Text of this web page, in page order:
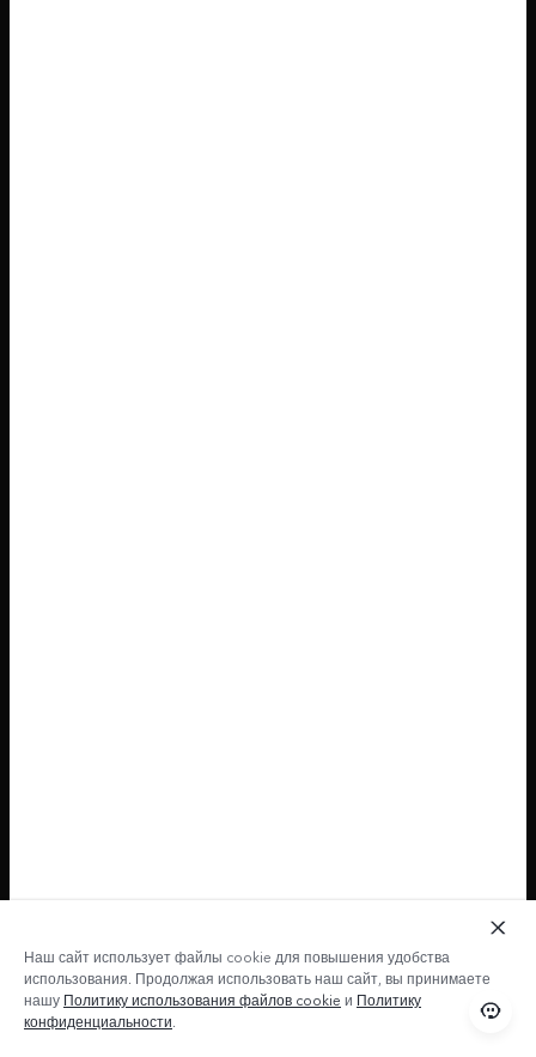
Наш сайт использует файлы cookie для повышения удобства
использования. Продолжая использовать наш сайт, вы принимаете
нашу Политику использования файлов cookie и Политику
конфиденциальности.